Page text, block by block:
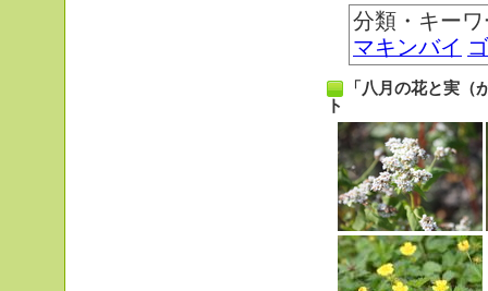
分類・キー
マキンバイ
「八月の花と実
ト